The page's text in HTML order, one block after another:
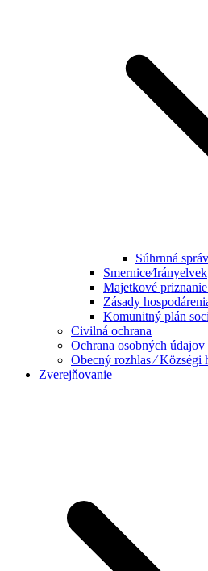
Súhrnná
Smernice⁄Irányelvek
Majetkové priznanie
Zásady
Komunitný plán
Civilná ochrana
Ochrana osobných údajov
Obecný rozhlas ⁄ Községi
Zverejňovanie